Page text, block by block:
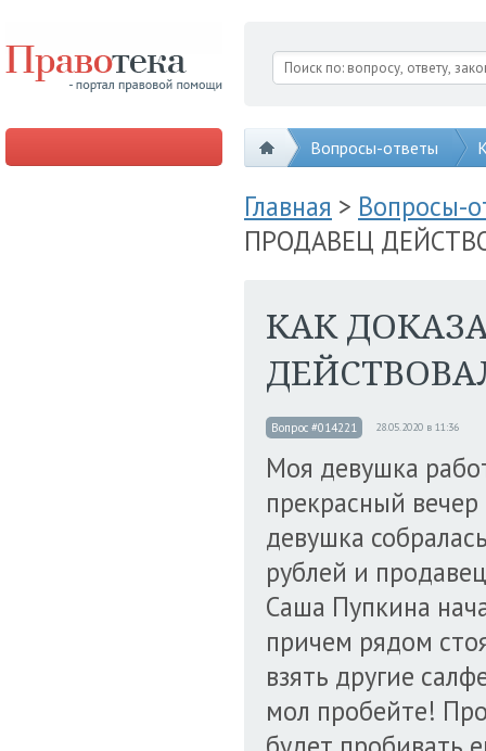
Вопросы-ответы
Главная > Вопросы-
ПРОДАВЕЦ
КАК
Вопрос #014221 28.05.2020 в 11:36
Моя девушка
прекрасный
девушка
рублей и
Саша Пупкина
причем рядом
взять другие
мол пробейте!